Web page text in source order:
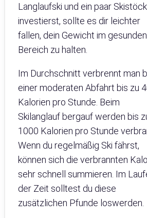
Langlaufski und ein paar
investierst, sollte es dir leichter
fallen, dein Gewicht im gesunden
Bereich zu halten.
Im Durchschnitt verbrennt man
einer moderaten Abfahrt bis zu
Kalorien pro Stunde. Beim
Skilanglauf bergauf werden bis
1000 Kalorien pro Stunde
Wenn du regelmäßig Ski fährst,
können sich die verbrannten
sehr schnell summieren. Im
der Zeit solltest du diese
zusätzlichen Pfunde loswerden.